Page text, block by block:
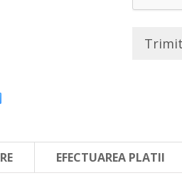
EFECTUAREA PLATII